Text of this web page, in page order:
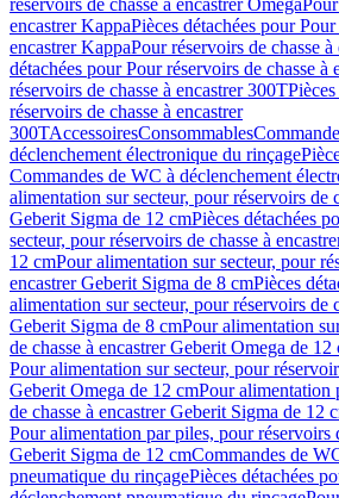
réservoirs de chasse à encastrer Omega
encastrer KappaPièces détachées pour
encastrer KappaPour réservoirs de chasse
détachées pour Pour réservoirs de chasse
réservoirs de chasse à encastrer 300T
réservoirs de chasse à encastrer
300TAccessoiresConsommables
déclenchement électronique du rinçage
Commandes de WC à déclenchement
alimentation sur secteur, pour réservoirs de
Geberit Sigma de 12 cmPièces détachées
secteur, pour réservoirs de chasse à
12 cmPour alimentation sur secteur, pour
encastrer Geberit Sigma de 8 cmPièces
alimentation sur secteur, pour réservoirs de
Geberit Sigma de 8 cmPour alimentation
de chasse à encastrer Geberit Omega de 12
Pour alimentation sur secteur, pour
Geberit Omega de 12 cmPour alimentation
de chasse à encastrer Geberit Sigma de 12
Pour alimentation par piles, pour réservoirs
Geberit Sigma de 12 cmCommandes de
pneumatique du rinçagePièces détachées